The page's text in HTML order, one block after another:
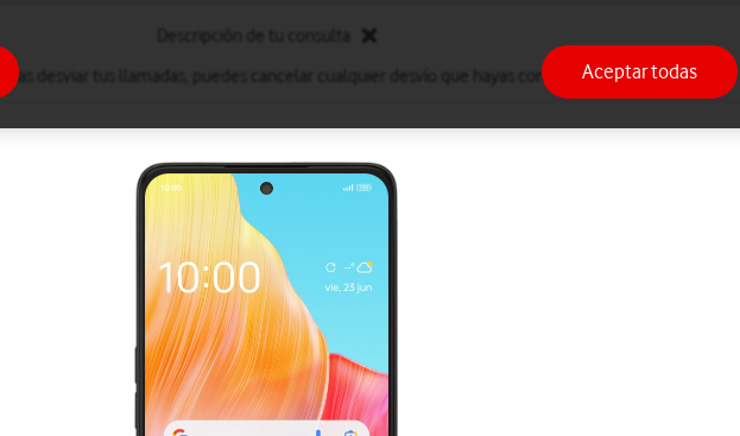
desviar tus llamadas, puedes cancelar cualquier desvío que hayas configurado.Aceptar todas